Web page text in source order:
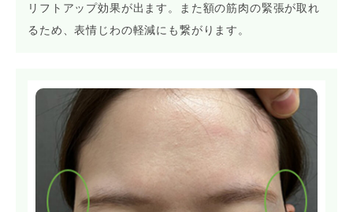
リフトアップ効果が出ます。また額の筋肉の緊張が取れ
るため、表情じわの軽減にも繋がります。